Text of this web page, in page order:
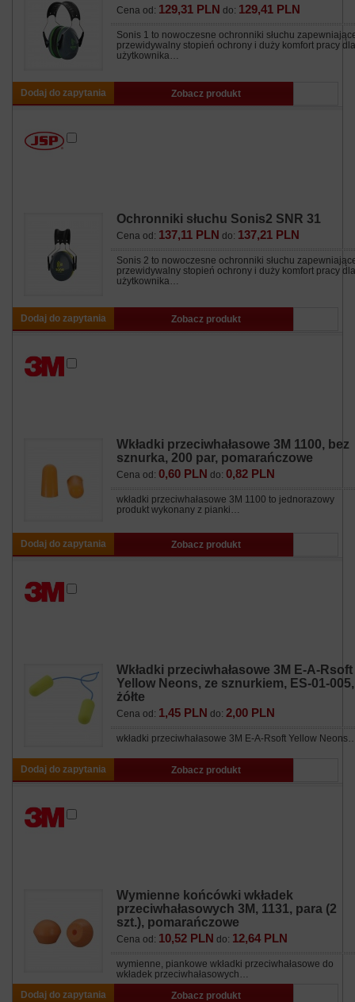
Cena od: 129,31 PLN do: 129,41 PLN
Sonis 1 to nowoczesne ochronniki słuchu
przewidywalny stopień ochrony i duży komfort pracy dla
użytkownika…
Dodaj do zapytania Zobacz produkt
Ochronniki słuchu Sonis2 SNR 31
Cena od: 137,11 PLN do: 137,21 PLN
Sonis 2 to nowoczesne ochronniki słuchu
przewidywalny stopień ochrony i duży komfort pracy dla
użytkownika…
Dodaj do zapytania Zobacz produkt
Wkładki przeciwhałasowe 3M 1100, bez
sznurka, 200 par, pomarańczowe
Cena od: 0,60 PLN do: 0,82 PLN
wkładki przeciwhałasowe 3M 1100 to jednorazowy
produkt wykonany z pianki…
Dodaj do zapytania Zobacz produkt
Wkładki przeciwhałasowe 3M E-A-Rsoft
Yellow Neons, ze sznurkiem, ES-01-005,
żółte
Cena od: 1,45 PLN do: 2,00 PLN
wkładki przeciwhałasowe 3M E-A-Rsoft Yellow
Dodaj do zapytania Zobacz produkt
Wymienne końcówki wkładek
przeciwhałasowych 3M, 1131, para (2
szt.), pomarańczowe
Cena od: 10,52 PLN do: 12,64 PLN
wymienne, piankowe wkładki przeciwhałasowe do
wkładek przeciwhałasowych…
Dodaj do zapytania
Zobacz produkt